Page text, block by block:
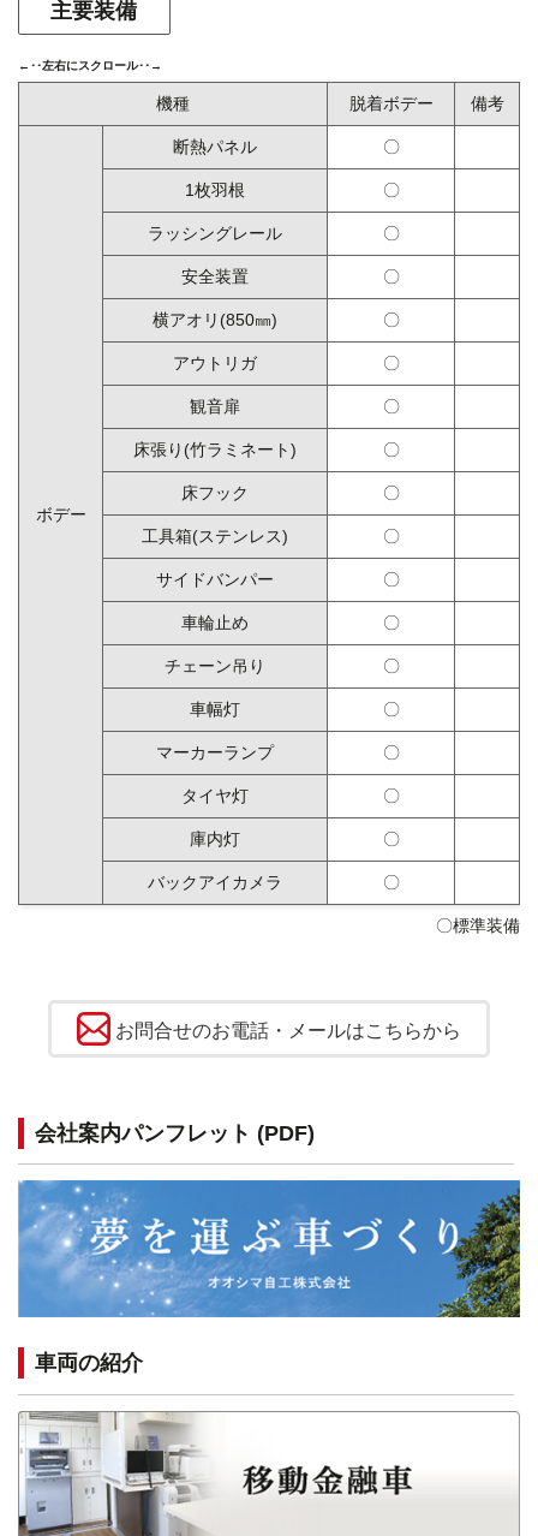
主要装備
機種 脱着ボデー 備考
ボデー
断熱パネル 〇
1枚羽根 〇
ラッシングレール 〇
安全装置 〇
横アオリ(850㎜) 〇
アウトリガ 〇
観音扉 〇
床張り(竹ラミネート) 〇
床フック 〇
工具箱(ステンレス) 〇
サイドバンパー 〇
車輪止め 〇
チェーン吊り 〇
車幅灯 〇
マーカーランプ 〇
タイヤ灯 〇
庫内灯 〇
バックアイカメラ 〇
〇標準装備
お問合せのお電話・メールはこちらから
会社案内パンフレット (PDF)
車両の紹介